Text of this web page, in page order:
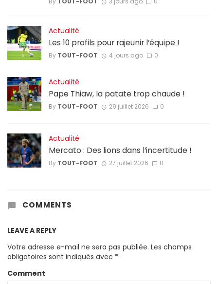
Actualité
Les 10 profils pour rajeunir l’équipe !
By TOUT-FOOT 4 jours ago 0
Actualité
Pape Thiaw, la patate trop chaude !
By TOUT-FOOT 29 juillet 2026 0
Actualité
Mercato : Des lions dans l’incertitude !
By TOUT-FOOT 27 juillet 2026 0
COMMENTS
LEAVE A REPLY
Votre adresse e-mail ne sera pas publiée. Les champs
obligatoires sont indiqués avec *
Comment